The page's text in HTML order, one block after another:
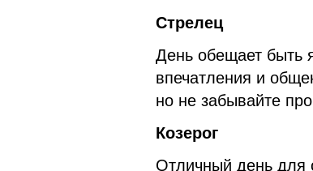
Стрелец
День обещает быть
впечатления и
но не забывайте
Козерог
Отличный день для